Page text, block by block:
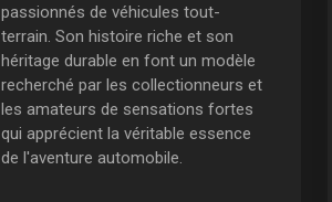
passionnés de véhicules tout-
terrain. Son histoire riche et son
héritage durable en font un modèle
recherché par les collectionneurs et
les amateurs de sensations fortes
qui apprécient la véritable essence
de l'aventure automobile.